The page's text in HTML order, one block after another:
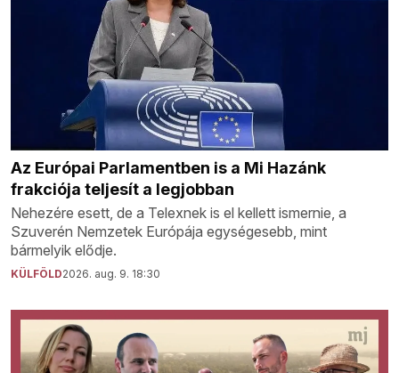
Az Európai Parlamentben is a Mi Hazánk
frakciója teljesít a legjobban
Nehezére esett, de a Telexnek is el kellett ismernie, a
Szuverén Nemzetek Európája egységesebb, mint
bármelyik elődje.
KÜLFÖLD2026. aug. 9. 18:30